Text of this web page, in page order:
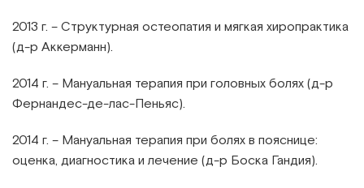
2013 г. – Структурная остеопатия и мягкая хиропрактика
(д-р Аккерманн).
2014 г. – Мануальная терапия при головных болях (д-р
Фернандес-де-лас-Пеньяс).
2014 г. – Мануальная терапия при болях в пояснице:
оценка, диагностика и лечение (д-р Боска Гандия).